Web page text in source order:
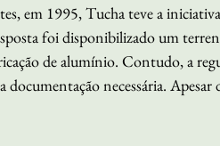
em 1995, Tucha teve a
foi disponibilizado um
de alumínio. Contudo, a
documentação necessária.